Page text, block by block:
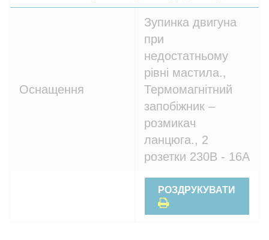
Оснащення
Зупинка двигуна
при
недостатньому
рівні мастила.,
Термомагнітний
запобіжник –
розмикач
ланцюга., 2
розетки 230В - 16A
РОЗДРУКУВАТИ